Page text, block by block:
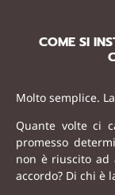
COME SI
Molto semplice. La
Quante volte ci
promesso
non è riuscito
accordo? Di chi è